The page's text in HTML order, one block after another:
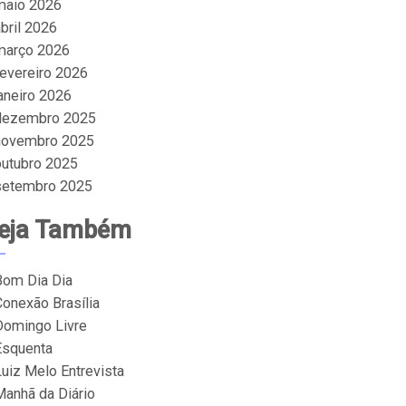
2026
2026
2026
2026
2026
2025
2025
2025
2025
Também
Dia Dia
Brasília
Livre
Melo Entrevista
da Diário